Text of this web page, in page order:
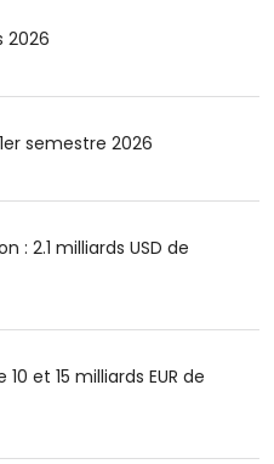
2026
semestre 2026
: 2.1 milliards USD de
et 15 milliards EUR de